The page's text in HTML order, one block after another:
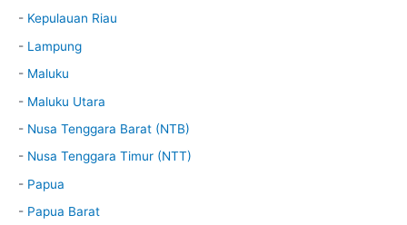
- Kepulauan Riau
- Lampung
- Maluku
- Maluku Utara
- Nusa Tenggara Barat (NTB)
- Nusa Tenggara Timur (NTT)
- Papua
- Papua Barat